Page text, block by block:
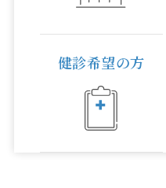
健診希望の方